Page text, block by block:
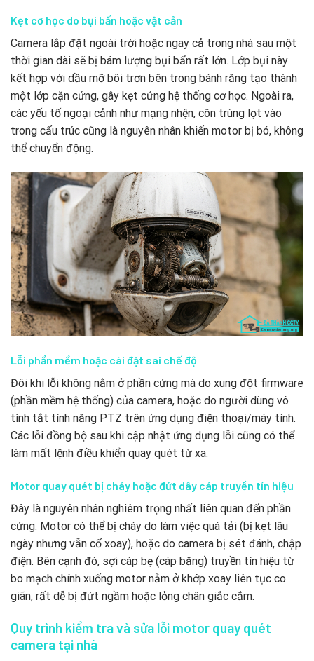
Kẹt cơ học do bụi bẩn hoặc vật cản
Camera lắp đặt ngoài trời hoặc ngay cả trong nhà sau một
thời gian dài sẽ bị bám lượng bụi bẩn rất lớn. Lớp bụi này
kết hợp với dầu mỡ bôi trơn bên trong bánh răng tạo thành
một lớp cặn cứng, gây kẹt cứng hệ thống cơ học. Ngoài ra,
các yếu tố ngoại cảnh như mạng nhện, côn trùng lọt vào
trong cấu trúc cũng là nguyên nhân khiến motor bị bó, không
thể chuyển động.
Lỗi phần mềm hoặc cài đặt sai chế độ
Đôi khi lỗi không nằm ở phần cứng mà do xung đột firmware
(phần mềm hệ thống) của camera, hoặc do người dùng vô
tình tắt tính năng PTZ trên ứng dụng điện thoại/máy tính.
Các lỗi đồng bộ sau khi cập nhật ứng dụng lỗi cũng có thể
làm mất lệnh điều khiển quay quét từ xa.
Motor quay quét bị cháy hoặc đứt dây cáp truyền tín hiệu
Đây là nguyên nhân nghiêm trọng nhất liên quan đến phần
cứng. Motor có thể bị cháy do làm việc quá tải (bị kẹt lâu
ngày nhưng vẫn cố xoay), hoặc do camera bị sét đánh, chập
điện. Bên cạnh đó, sợi cáp bẹ (cáp băng) truyền tín hiệu từ
bo mạch chính xuống motor nằm ở khớp xoay liên tục co
giãn, rất dễ bị đứt ngầm hoặc lỏng chân giắc cắm.
Quy trình kiểm tra và sửa lỗi motor quay quét
camera tại nhà